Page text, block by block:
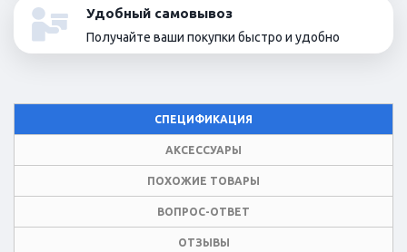
Удобный самовывоз
Получайте ваши покупки быстро и удобно
СПЕЦИФИКАЦИЯ
АКСЕССУАРЫ
ПОХОЖИЕ ТОВАРЫ
ВОПРОС-ОТВЕТ
ОТЗЫВЫ